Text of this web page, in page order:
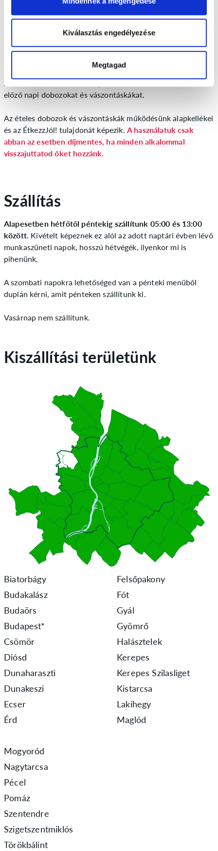
Kiválasztás engedélyezése
Megtagad
Így óvjuk a környezetet, kérjük segíts Te is!
Mi a teendőd a dobozokkal és a vászontáskákkal?
Használat után öblítsd vagy mosd el
2.A következő szállítási napon add vissza a futárnakaz
előző napi dobozokat és vászontáskákat.
Az ételes dobozok és vászontáskák működésünk alapkellékei
és az ÉtkezzJól! tulajdonát képezik. A használatuk csak
abban az esetben díjmentes, ha minden alkalommal
visszajuttatod őket hozzánk.
Szállítás
Alapesetben hétfőtől péntekig szállítunk 05:00 és 13:00
között. Kivételt képeznek ez alól az adott naptári évben lévő
munkaszüneti napok, hosszú hétvégék, ilyenkor mi is
pihenünk.
A szombati napokra lehetőséged van a pénteki menüből
duplán kérni, amit pénteken szállítunk ki.
Vasárnap nem szállítunk.
Kiszállítási területünk
Biatorbágy
Budakalász
Budaörs
Budapest*
Csömör
Diósd
Dunaharaszti
Dunakeszi
Ecser
Érd
Felsőpakony
Fót
Gyál
Gyömrő
Halásztelek
Kerepes
Kerepes Szilasliget
Kistarcsa
Lakihegy
Maglód
Mogyoród
Nagytarcsa
Pécel
Pomáz
Szentendre
Szigetszentmiklós
Törökbálint